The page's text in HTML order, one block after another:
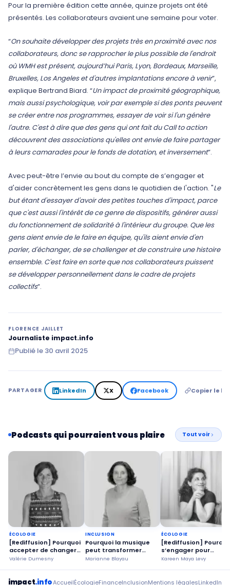
Pour la première édition cette année, quinze projets ont été
présentés. Les collaborateurs avaient une semaine pour voter.
“On souhaite développer des projets très en proximité avec nos
collaborateurs, donc se rapprocher le plus possible de l'endroit
où WMH est présent, aujourd’hui Paris, Lyon, Bordeaux, Marseille,
Bruxelles, Los Angeles et d'autres implantations encore à venir”,
explique Bertrand Biard. “Un impact de proximité géographique,
mais aussi psychologique, voir par exemple si des ponts peuvent
se créer entre nos programmes, essayer de voir si l'un génère
l'autre. C'est à dire que des gens qui ont fait du Call to action
découvrent des associations qu'elles ont envie de faire partager
à leurs camarades pour le fonds de dotation, et inversement”.
Avec peut-être l’envie au bout du compte de s’engager et
d'aider concrètement les gens dans le quotidien de l'action. "Le
but étant d'essayer d'avoir des petites touches d'impact, parce
que c'est aussi l'intérêt de ce genre de dispositifs, générer aussi
du fonctionnement de solidarité à l'intérieur du groupe. Que les
gens aient envie de le faire en équipe, qu'ils aient envie d'en
parler, d'échanger, de se challenger et de construire une histoire
ensemble. C'est faire en sorte que nos collaborateurs puissent
se développer personnellement dans le cadre de projets
collectifs”.
FLORENCE JAILLET
Journaliste impact.info
Publié le 30 avril 2025
PARTAGER LinkedIn X Facebook Copier le
Podcasts qui pourraient vous plaire Tout voir
ÉCOLOGIE
[Rediffusion] Pourquoi
accepter de changer
ses habitudes ?
Valérie Dumesny
INCLUSION
Pourquoi la musique
peut transformer
l’apprentissage à
Marianne Blayau
ÉCOLOGIE
[Rediffusion]
s’engager pour
prolonger la vie de
Kareen Maya Levy
impact.infoAccueilÉcologieFinanceInclusionMentions légalesLinkedIn